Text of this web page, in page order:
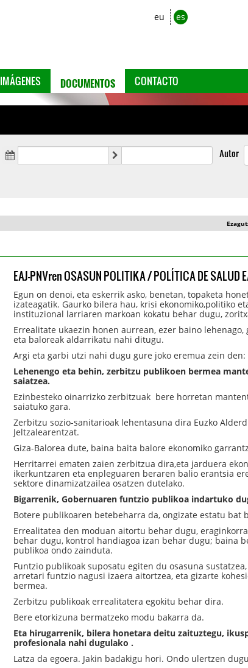
eu es
IMÁGENES DOCUMENTOS CONTACTO
Autor
EAJ-PNVren OSASUN POLITIKA / POLÍTICA DE SALUD
Egun on denoi, eta eskerrik asko, benetan, topaketa
izateagatik. Gaurko bilera hau, krisi ekonomiko,politiko
instituzional larriaren markoan kokatu behar dugu,
Errealitate ukaezin honen aurrean, ezer baino lehenago,
eta baloreak aldarrikatu nahi ditugu.
Argi eta garbi utzi nahi dugu gure joko eremua zein den:
Lehenengo eta behin, zerbitzu publikoen bermea
saiatzea.
Ezinbesteko oinarrizko zerbitzuak bere horretan
saiatuko gara.
Zerbitzu sozio-sanitarioak lehentasuna dira Euzko
Jeltzalearentzat.
Giza-Balorea dute, baina baita balore ekonomiko
Herritarrei ematen zaien zerbitzua dira,eta jarduera
ikerkuntzaren eta enpleguaren beraren balio erantsia
sektore dinamizatzailea osatzen dutelako.
Bigarrenik, Gobernuaren funtzio publikoa indartuko
Botere publikoaren betebeharra da, ongizate estatu bat
Errealitatea den moduan aitortu behar dugu,
behar dugu, kontrol handiagoa izan behar dugu; baina
publikoa ondo zainduta.
Funtzio publikoak suposatu egiten du osasuna
arretari funtzio nagusi izaera aitortzea, eta gizarte
bermea.
Zerbitzu publikoak errealitatera egokitu behar dira.
Bere etorkizuna bermatzeko modu bakarra da.
Eta hirugarrenik, bilera honetara deitu zaituztegu,
profesionala nahi dugulako .
Latza da egoera. Jakin badakigu hori. Ondo ulertzen